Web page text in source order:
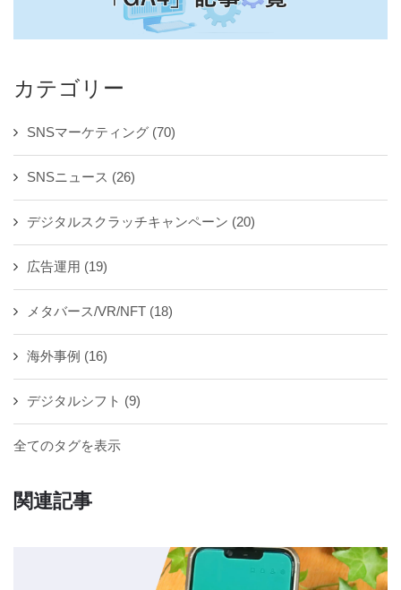
カテゴリー
SNSマーケティング (70)
SNSニュース (26)
デジタルスクラッチキャンペーン (20)
広告運用 (19)
メタバース/VR/NFT (18)
海外事例 (16)
デジタルシフト (9)
全てのタグを表示
関連記事